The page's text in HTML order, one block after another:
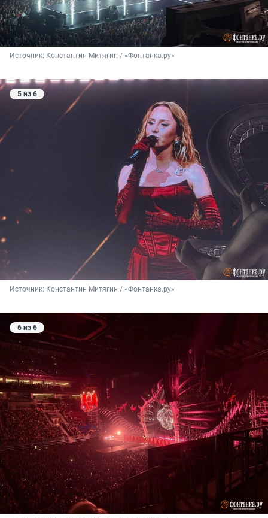
Источник: Константин Митягин / «Фонтанка.ру»
5 из 6
Источник: Константин Митягин / «Фонтанка.ру»
6 из 6